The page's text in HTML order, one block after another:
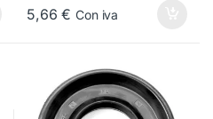
00613082,
5,66€ Con iva